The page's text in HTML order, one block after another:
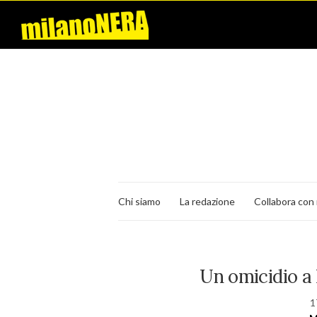
Chi siamo La redazione Collabora con
Un omicidio